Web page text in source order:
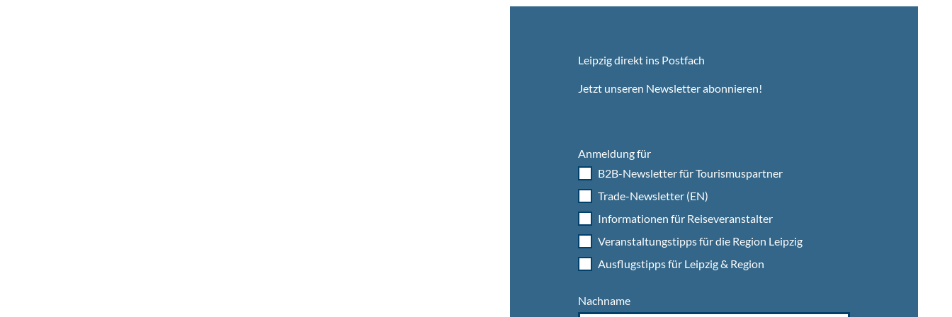
Leipzig direkt ins Postfach
Jetzt unseren Newsletter abonnieren!
Anmeldung für
B2B-Newsletter für Tourismuspartner
Trade-Newsletter (EN)
Informationen für Reiseveranstalter
Veranstaltungstipps für die Region Leipzig
Ausflugstipps für Leipzig & Region
Nachname